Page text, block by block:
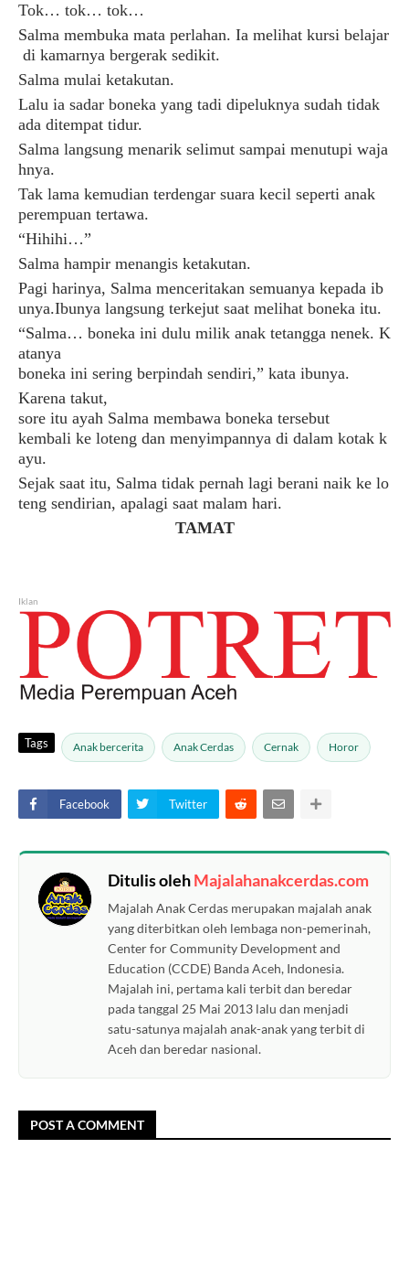
Tok… tok… tok…
Salma membuka mata perlahan. Ia melihat kursi belajar
di kamarnya bergerak sedikit.
Salma mulai ketakutan.
Lalu ia sadar boneka yang tadi dipeluknya sudah tidak
ada ditempat tidur.
Salma langsung menarik selimut sampai menutupi waja
hnya.
Tak lama kemudian terdengar suara kecil seperti anak
perempuan tertawa.
“Hihihi…”
Salma hampir menangis ketakutan.
Pagi harinya, Salma menceritakan semuanya kepada ib
unya.Ibunya langsung terkejut saat melihat boneka itu.
“Salma… boneka ini dulu milik anak tetangga nenek. K
atanya
boneka ini sering berpindah sendiri,” kata ibunya.
Karena takut,
sore itu ayah Salma membawa boneka tersebut
kembali ke loteng dan menyimpannya di dalam kotak k
ayu.
Sejak saat itu, Salma tidak pernah lagi berani naik ke lo
teng sendirian, apalagi saat malam hari.
TAMAT
Iklan
Tags Anak bercerita Anak Cerdas Cernak Horor
Facebook Twitter
Ditulis olehMajalahanakcerdas.com
Majalah Anak Cerdas merupakan majalah anak
yang diterbitkan oleh lembaga non-pemerinah,
Center for Community Development and
Education (CCDE) Banda Aceh, Indonesia.
Majalah ini, pertama kali terbit dan beredar
pada tanggal 25 Mai 2013 lalu dan menjadi
satu-satunya majalah anak-anak yang terbit di
Aceh dan beredar nasional.
POST A COMMENT